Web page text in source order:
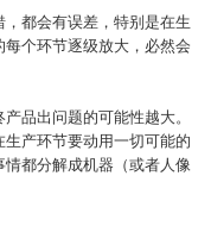
都会有误差，特别是在生
个环节逐级放大，必然会
品出问题的可能性越大。
产环节要动用一切可能的
都分解成机器（或者人像